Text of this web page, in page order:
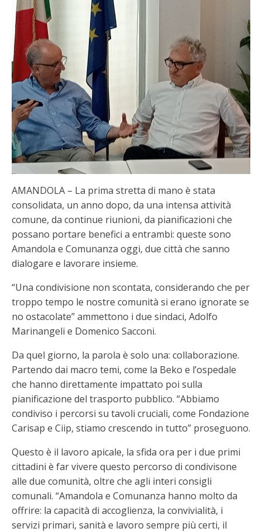
AMANDOLA – La prima stretta di mano è stata
consolidata, un anno dopo, da una intensa attività
comune, da continue riunioni, da pianificazioni che
possano portare benefici a entrambi: queste sono
Amandola e Comunanza oggi, due città che sanno
dialogare e lavorare insieme.
“Una condivisione non scontata, considerando che per
troppo tempo le nostre comunità si erano ignorate se
no ostacolate” ammettono i due sindaci, Adolfo
Marinangeli e Domenico Sacconi.
Da quel giorno, la parola è solo una: collaborazione.
Partendo dai macro temi, come la Beko e l’ospedale
che hanno direttamente impattato poi sulla
pianificazione del trasporto pubblico. “Abbiamo
condiviso i percorsi su tavoli cruciali, come Fondazione
Carisap e Ciip, stiamo crescendo in tutto” proseguono.
Questo è il lavoro apicale, la sfida ora per i due primi
cittadini è far vivere questo percorso di condivisone
alle due comunità, oltre che agli interi consigli
comunali. “Amandola e Comunanza hanno molto da
offrire: la capacità di accoglienza, la convivialità, i
servizi primari, sanità e lavoro sempre più certi, il